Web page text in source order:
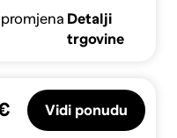
Detalji
trgovine
Vidi ponudu